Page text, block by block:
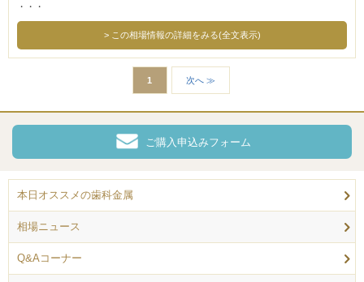
・・・
この相場情報の詳細をみる(全文表示)
1 次へ ≫
ご購入申込みフォーム
本日オススメの歯科金属
相場ニュース
Q&Aコーナー